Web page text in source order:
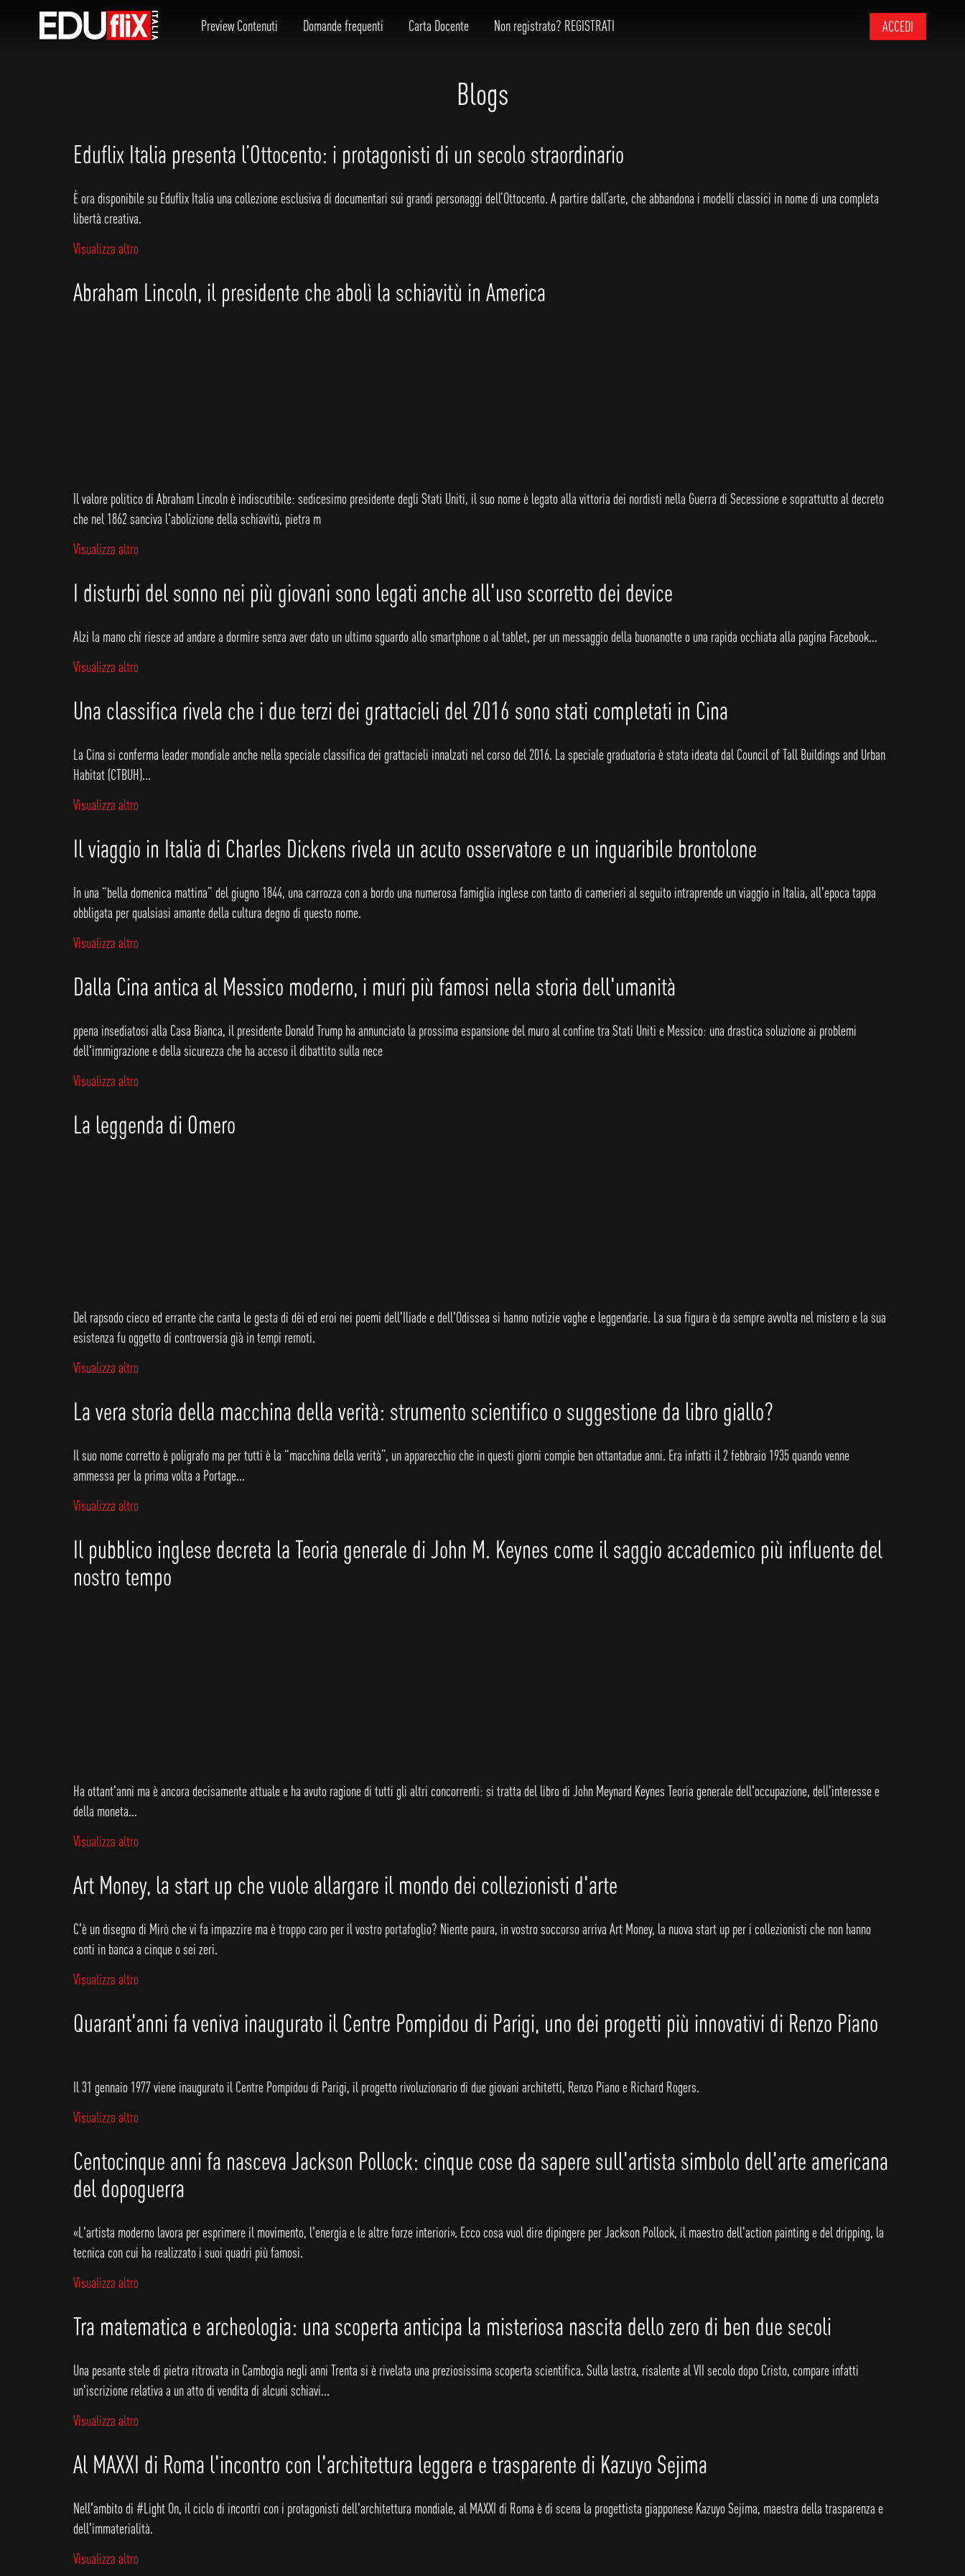
ACCEDI
Preview Contenuti Domande frequenti Carta Docente Non registrato? REGISTRATI
Blogs
Eduflix Italia presenta l’Ottocento: i protagonisti di un secolo straordinario
È ora disponibile su Eduflix Italia una collezione esclusiva di documentari sui grandi personaggi dell’Ottocento. A partire dall’arte, che abbandona i modelli classici in nome di una completa
libertà creativa.
Visualizza altro
Abraham Lincoln, il presidente che abolì la schiavitù in America
Il valore politico di Abraham Lincoln è indiscutibile: sedicesimo presidente degli Stati Uniti, il suo nome è legato alla vittoria dei nordisti nella Guerra di Secessione e soprattutto al decreto
che nel 1862 sanciva l'abolizione della schiavitù, pietra m
Visualizza altro
I disturbi del sonno nei più giovani sono legati anche all'uso scorretto dei device
Alzi la mano chi riesce ad andare a dormire senza aver dato un ultimo sguardo allo smartphone o al tablet, per un messaggio della buonanotte o una rapida occhiata alla pagina Facebook...
Visualizza altro
Una classifica rivela che i due terzi dei grattacieli del 2016 sono stati completati in Cina
La Cina si conferma leader mondiale anche nella speciale classifica dei grattacieli innalzati nel corso del 2016. La speciale graduatoria è stata ideata dal Council of Tall Buildings and Urban
Habitat (CTBUH)...
Visualizza altro
Il viaggio in Italia di Charles Dickens rivela un acuto osservatore e un inguaribile brontolone
In una “bella domenica mattina” del giugno 1844, una carrozza con a bordo una numerosa famiglia inglese con tanto di camerieri al seguito intraprende un viaggio in Italia, all'epoca tappa
obbligata per qualsiasi amante della cultura degno di questo nome.
Visualizza altro
Dalla Cina antica al Messico moderno, i muri più famosi nella storia dell'umanità
ppena insediatosi alla Casa Bianca, il presidente Donald Trump ha annunciato la prossima espansione del muro al confine tra Stati Uniti e Messico: una drastica soluzione ai problemi
dell'immigrazione e della sicurezza che ha acceso il dibattito sulla nece
Visualizza altro
La leggenda di Omero
Del rapsodo cieco ed errante che canta le gesta di dèi ed eroi nei poemi dell'Iliade e dell'Odissea si hanno notizie vaghe e leggendarie. La sua figura è da sempre avvolta nel mistero e la sua
esistenza fu oggetto di controversia già in tempi remoti.
Visualizza altro
La vera storia della macchina della verità: strumento scientifico o suggestione da libro giallo?
Il suo nome corretto è poligrafo ma per tutti è la “macchina della verità”, un apparecchio che in questi giorni compie ben ottantadue anni. Era infatti il 2 febbraio 1935 quando venne
ammessa per la prima volta a Portage...
Visualizza altro
Il pubblico inglese decreta la Teoria generale di John M. Keynes come il saggio accademico più influente del
nostro tempo
Ha ottant'anni ma è ancora decisamente attuale e ha avuto ragione di tutti gli altri concorrenti: si tratta del libro di John Meynard Keynes Teoria generale dell'occupazione, dell'interesse e
della moneta...
Visualizza altro
Art Money, la start up che vuole allargare il mondo dei collezionisti d'arte
C'è un disegno di Mirò che vi fa impazzire ma è troppo caro per il vostro portafoglio? Niente paura, in vostro soccorso arriva Art Money, la nuova start up per i collezionisti che non hanno
conti in banca a cinque o sei zeri.
Visualizza altro
Quarant'anni fa veniva inaugurato il Centre Pompidou di Parigi, uno dei progetti più innovativi di Renzo Piano
Il 31 gennaio 1977 viene inaugurato il Centre Pompidou di Parigi, il progetto rivoluzionario di due giovani architetti, Renzo Piano e Richard Rogers.
Visualizza altro
Centocinque anni fa nasceva Jackson Pollock: cinque cose da sapere sull'artista simbolo dell'arte americana
del dopoguerra
«L'artista moderno lavora per esprimere il movimento, l'energia e le altre forze interiori». Ecco cosa vuol dire dipingere per Jackson Pollock, il maestro dell'action painting e del dripping, la
tecnica con cui ha realizzato i suoi quadri più famosi.
Visualizza altro
Tra matematica e archeologia: una scoperta anticipa la misteriosa nascita dello zero di ben due secoli
Una pesante stele di pietra ritrovata in Cambogia negli anni Trenta si è rivelata una preziosissima scoperta scientifica. Sulla lastra, risalente al VII secolo dopo Cristo, compare infatti
un'iscrizione relativa a un atto di vendita di alcuni schiavi...
Visualizza altro
Al MAXXI di Roma l'incontro con l'architettura leggera e trasparente di Kazuyo Sejima
Nell'ambito di #Light On, il ciclo di incontri con i protagonisti dell'architettura mondiale, al MAXXI di Roma è di scena la progettista giapponese Kazuyo Sejima, maestra della trasparenza e
dell'immaterialità.
Visualizza altro